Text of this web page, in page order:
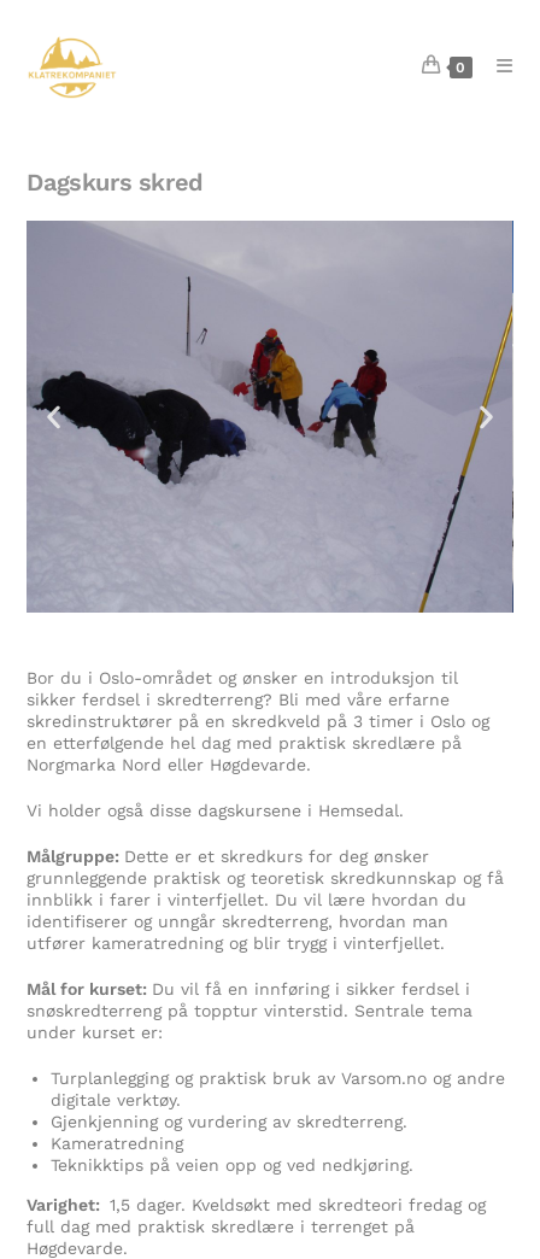
0
Dagskurs skred
Bor du i Oslo-området og ønsker en introduksjon til
sikker ferdsel i skredterreng? Bli med våre erfarne
skredinstruktører på en skredkveld på 3 timer i Oslo og
en etterfølgende hel dag med praktisk skredlære på
Norgmarka Nord eller Høgdevarde.
Vi holder også disse dagskursene i Hemsedal.
Målgruppe: Dette er et skredkurs for deg ønsker
grunnleggende praktisk og teoretisk skredkunnskap og få
innblikk i farer i vinterfjellet. Du vil lære hvordan du
identifiserer og unngår skredterreng, hvordan man
utfører kameratredning og blir trygg i vinterfjellet.
Mål for kurset: Du vil få en innføring i sikker ferdsel i
snøskredterreng på topptur vinterstid. Sentrale tema
under kurset er:
Turplanlegging og praktisk bruk av Varsom.no og andre
digitale verktøy.
Gjenkjenning og vurdering av skredterreng.
Kameratredning
Teknikktips på veien opp og ved nedkjøring.
Varighet:1,5 dager. Kveldsøkt med skredteori fredag og
full dag med praktisk skredlære i terrenget på
Høgdevarde.